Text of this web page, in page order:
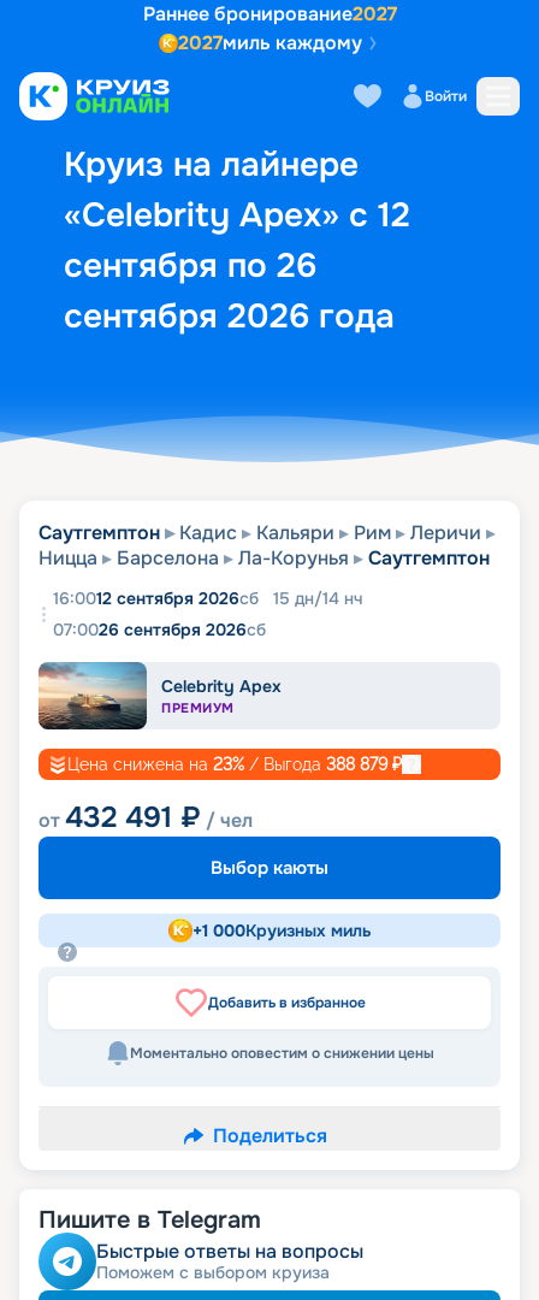
Раннее бронирование2027
2027миль каждому
Войти
Круиз на лайнере
«Celebrity Apex» с 12
сентября по 26
сентября 2026 года
Выбор кают Маршрут и
Саутгемптон Кадис Кальяри Рим
Леричи
Ницца
Барселона Ла-Корунья Саутгемптон
16:0012 сентября 2026сб 15 дн/14 нч
07:0026 сентября 2026сб
Celebrity Apex
ПРЕМИУМ
Цена снижена на 23% / Выгода 388 879₽
от432 491 ₽ / чел
Выбор каюты
+1 000Круизных миль
Добавить в избранное
Моментально оповестим о снижении цены
Поделиться
Пишите в Telegram
Быстрые ответы на вопросы
Поможем с выбором круиза